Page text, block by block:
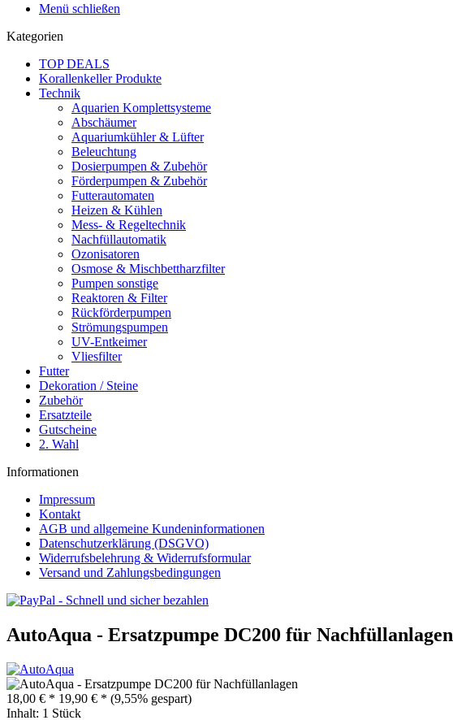
Menü schließen
Kategorien
TOP DEALS
Korallenkeller Produkte
Technik
Aquarien Komplettsysteme
Abschäumer
Aquariumkühler & Lüfter
Beleuchtung
Dosierpumpen & Zubehör
Förderpumpen & Zubehör
Futterautomaten
Heizen & Kühlen
Mess- & Regeltechnik
Nachfüllautomatik
Ozonisatoren
Osmose & Mischbettharzfilter
Pumpen sonstige
Reaktoren & Filter
Rückförderpumpen
Strömungspumpen
UV-Entkeimer
Vliesfilter
Futter
Dekoration / Steine
Zubehör
Ersatzteile
Gutscheine
2. Wahl
Informationen
Impressum
Kontakt
AGB und allgemeine Kundeninformationen
Datenschutzerklärung (DSGVO)
Widerrufsbelehrung & Widerrufsformular
Versand und Zahlungsbedingungen
AutoAqua - Ersatzpumpe DC200 für Nachfüllanlagen
18,00 € * 19,90 € * (9,55% gespart)
Inhalt: 1 Stück